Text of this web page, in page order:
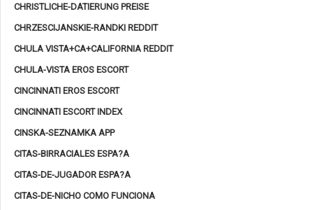
CHRISTLICHE-DATIERUNG PREISE
CHRZESCIJANSKIE-RANDKI REDDIT
CHULA VISTA+CA+CALIFORNIA REDDIT
CHULA-VISTA EROS ESCORT
CINCINNATI EROS ESCORT
CINCINNATI ESCORT INDEX
CINSKA-SEZNAMKA APP
CITAS-BIRRACIALES ESPA?A
CITAS-DE-JUGADOR ESPA?A
CITAS-DE-NICHO COMO FUNCIONA